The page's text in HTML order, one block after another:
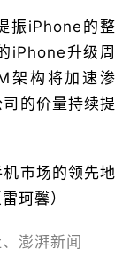
振iPhone的整
iPhone升级周
架构将加速渗
的价量持续提
市场的领先地
珂馨）
澎湃新闻